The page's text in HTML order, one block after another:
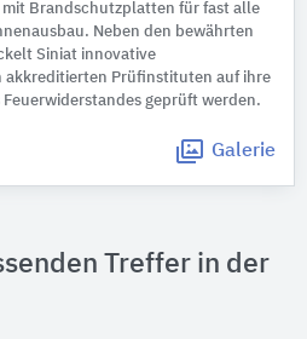
Brandschutzplatten für fast alle
Neben den bewährten
Siniat innovative
akkreditierten Prüfinstituten auf ihre
geprüft werden.
Galerie
Treffer in der